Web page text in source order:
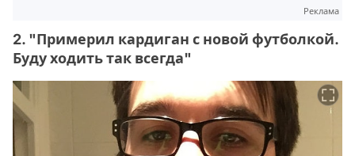
Реклама
2. "Примерил кардиган с новой футболкой.
Буду ходить так всегда"